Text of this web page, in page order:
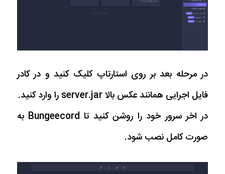
در مرحله بعد بر روی استارتاپ کلیک کنید و در کادر
فایل اجرایی همانند عکس بالا server.jar را وارد کنید.
در اخر سرور خود را روشن کنید تا Bungeecord به
صورت کامل نصب شود.